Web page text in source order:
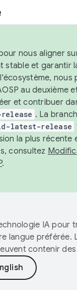
nous aligner
stable et garantir
nous
au deuxième
et contribuer
. La
latest-release
la plus récente
consultez
.
IA pour
langue préférée.
contenir